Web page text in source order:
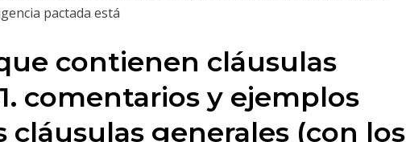
pactada está
contienen cláusulas
comentarios y ejemplos
cláusulas generales (con los